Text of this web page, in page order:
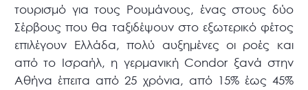
τουρισμό για τους Ρουμάνους, ένας στους δύο
Σέρβους που θα ταξιδέψουν στο εξωτερικό φέτος
επιλέγουν Ελλάδα, πολύ αυξημένες οι ροές και
από το Ισραήλ, η γερμανική Condor ξανά στην
Αθήνα έπειτα από 25 χρόνια, από 15% έως 45%